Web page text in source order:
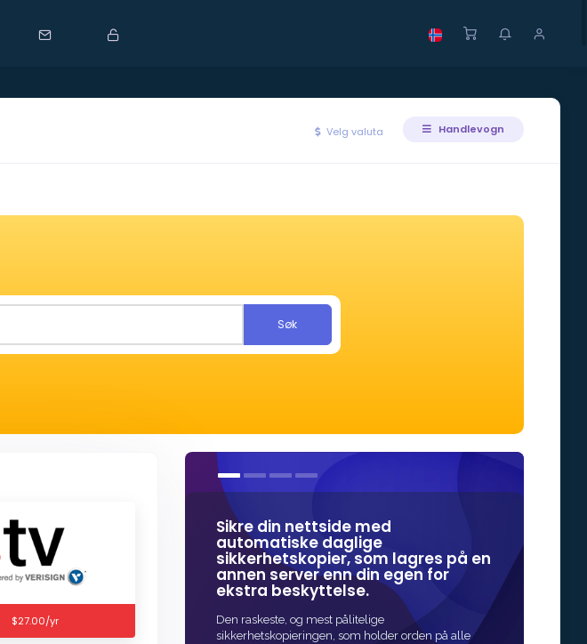
Velg valuta Handlevogn
Søk
$27.00/yr
Sikre din nettside med
automatiske daglige
sikkerhetskopier, som lagres på en
annen server enn din egen for
ekstra beskyttelse.
Den raskeste, og mest pålitelige
sikkerhetskopieringen, som holder orden på alle
mest
sikkerhet.
Den raskeste